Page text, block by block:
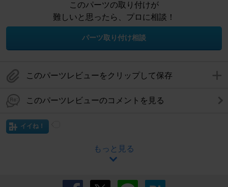
このパーツの取り付けが
難しいと思ったら、プロに相談！
パーツ取り付け相談
このパーツレビューをクリップして保存
このパーツレビューのコメントを見る
イイね！
もっと見る